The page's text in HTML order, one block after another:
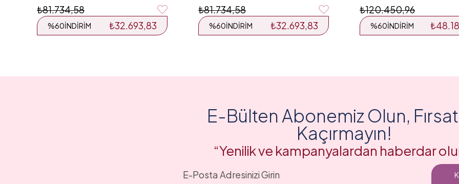
₺32.693,83
%60İNDIRIM
₺81.734,58
₺32.693,83
%60İNDIRIM
₺81.734,58
%60İNDIRIM
₺120.450,96
E-Bülten Abonemiz Olun,
Kaçırmayın!
“Yenilik ve kampanyalardan haberdar